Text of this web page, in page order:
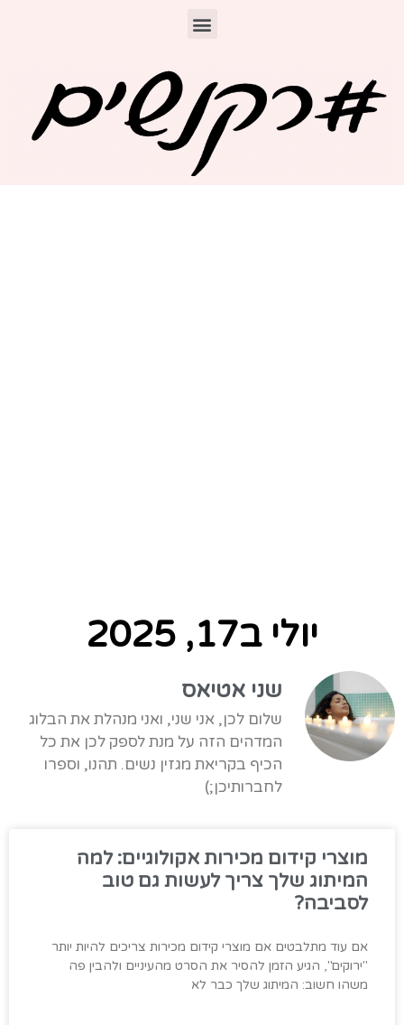
יולי ב17, 2025
שני אטיאס
שלום לכן, אני שני, ואני מנהלת את הבלוג
המדהים הזה על מנת לספק לכן את כל
הכיף בקריאת מגזין נשים. תהנו, וספרו
לחברותיכן;)
מוצרי קידום מכירות אקולוגיים: למה
המיתוג שלך צריך לעשות גם טוב
לסביבה?
אם עוד מתלבטים אם מוצרי קידום מכירות צריכים להיות יותר
"ירוקים", הגיע הזמן להסיר את הסרט מהעיניים ולהבין פה
משהו חשוב: המיתוג שלך כבר לא